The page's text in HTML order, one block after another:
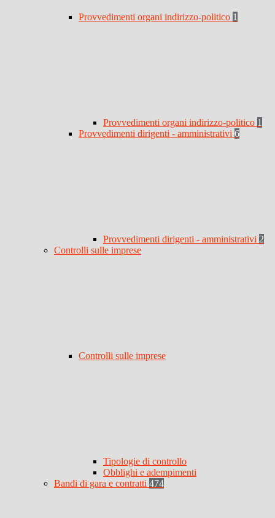
Provvedimenti organi indirizzo-politico 1
Provvedimenti organi indirizzo-politico 1
Provvedimenti dirigenti - amministrativi 6
Provvedimenti dirigenti - amministrativi 2
Controlli sulle imprese
Controlli sulle imprese
Tipologie di controllo
Obblighi e adempimenti
Bandi di gara e contratti 474